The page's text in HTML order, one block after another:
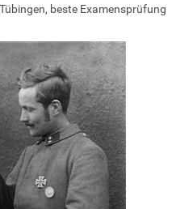
beste Examensprüfung